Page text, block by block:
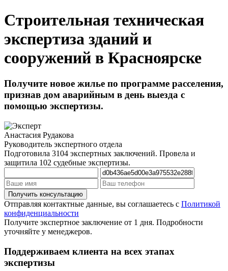
Строительная техническая
экспертиза зданий и
сооружений в Красноярске
Получите новое жилье по программе расселения,
признав дом аварийным в день выезда с
помощью экспертизы.
Анастасия Рудакова
Руководитель экспертного отдела
Подготовила 3104 экспертных заключений. Провела и
защитила 102 судебные экспертизы.
Отправляя контактные данные, вы соглашаетесь с Политикой
конфиденциальности
Получите экспертное заключение от 1 дня. Подробности
уточняйте у менеджеров.
Поддерживаем клиента на всех этапах
экспертизы